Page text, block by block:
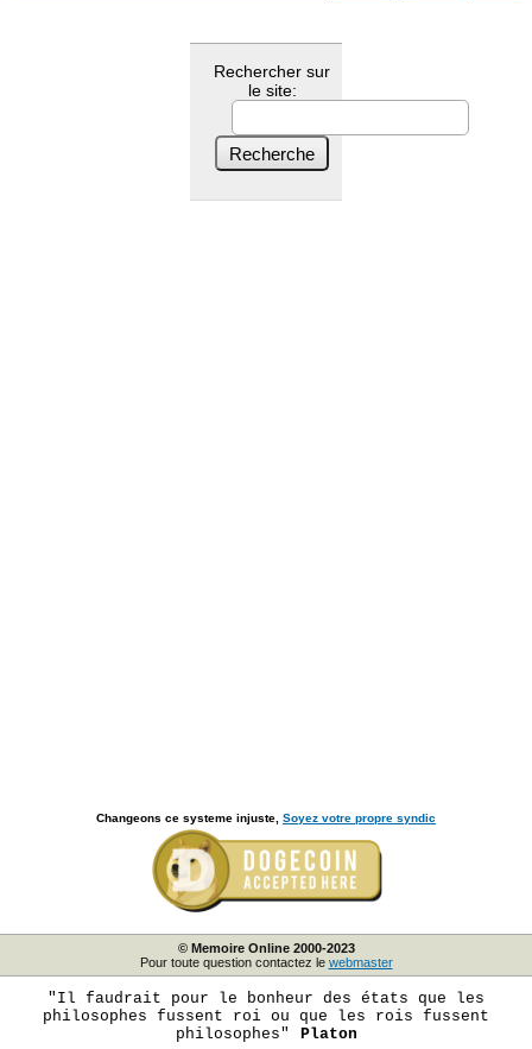
Rechercher sur
le site:
Changeons ce systeme injuste, Soyez votre propre syndic
© Memoire Online 2000-2023
Pour toute question contactez le webmaster
"Il faudrait pour le bonheur des états que les
philosophes fussent roi ou que les rois fussent
philosophes"
Platon